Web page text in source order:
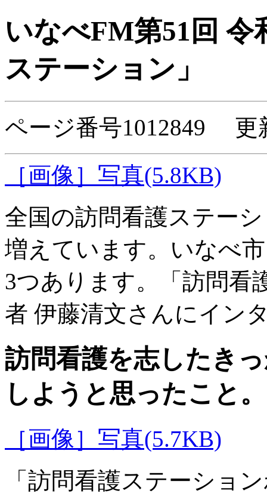
いなべFM第51回 令
ステーション」
ページ番号1012849 更
［画像］写真(5.8KB)
全国の訪問看護ステー
増えています。いなべ
3つあります。「訪問看
者 伊藤清文さんにイン
訪問看護を志したき
しようと思ったこと。
［画像］写真(5.7KB)
「訪問看護ステーショ